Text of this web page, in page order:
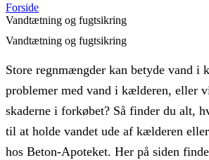
Forside
Vandtætning og fugtsikring
Vandtætning og fugtsikring
Store regnmængder kan betyde vand i
problemer med vand i kælderen, eller
skaderne i forkøbet? Så finder du alt,
til at holde vandet ude af kælderen
hos Beton-Apoteket. Her på siden